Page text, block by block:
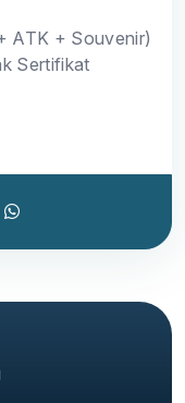
ATK + Souvenir)
Sertifikat